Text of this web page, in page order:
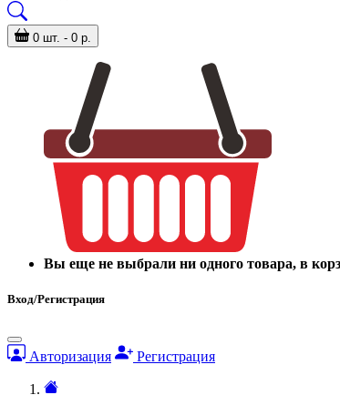
0 шт. - 0 р.
Вы еще не выбрали ни одного товара, в
Вход/Регистрация
Авторизация Регистрация